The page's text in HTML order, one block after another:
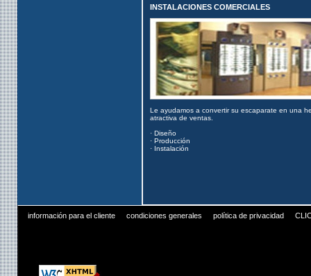
INSTALACIONES COMERCIALES
Le ayudamos a convertir su escaparate en una
atractiva de ventas.
· Diseño
· Producción
· Instalación
información para el cliente condiciones generales política de privacidad